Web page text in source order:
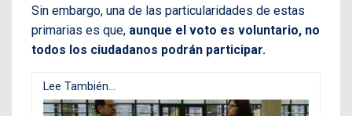
Sin embargo, una de las particularidades de estas
primarias es que, aunque el voto es voluntario, no
todos los ciudadanos podrán participar.
Lee También...